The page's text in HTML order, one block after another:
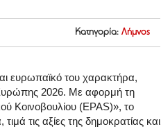
Κατηγορία: Λήμνος
ευρωπαϊκό του χαρακτήρα,
2026. Με αφορμή τη
Κοινοβουλίου (EPAS)», το
τις αξίες της δημοκρατίας και